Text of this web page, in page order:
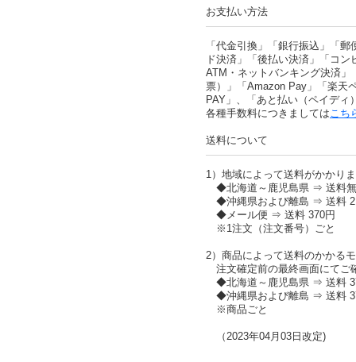
お支払い方法
「代金引換」「銀行振込」「
ド決済」「後払い決済」「コ
ATM・ネットバンキング決済」
票）」「Amazon Pay」「楽天
PAY」、「あと払い（ペイディ
各種手数料につきましてはこち
送料について
1）地域によって送料がかかり
◆北海道～鹿児島県 ⇒ 送料
◆沖縄県および離島 ⇒ 送料
◆メール便 ⇒ 送料 370円
※1注文（注文番号）ごと
2）商品によって送料のかかる
注文確定前の最終画面にてご
◆北海道～鹿児島県 ⇒ 送料
◆沖縄県および離島 ⇒ 送料
※商品ごと
（2023年04月03日改定)